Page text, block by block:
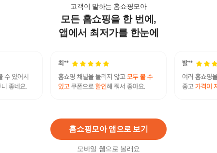
고객이 말하는 홈쇼핑모아
모든 홈쇼핑을 한 번에,
앱에서 최저가를 한눈에
홈쇼핑모아 앱으로 보기
모바일 웹으로 볼래요
내츄럴플러스 차태현 초임계 아스타잔틴 루테인
클리어 (헤마토코쿠스추출물 함유) 4박스 / 눈피로
개선
42,900원
[일양약품] 프라임 루테인 플러스 30캡슐 6박스(6
5%26,510원